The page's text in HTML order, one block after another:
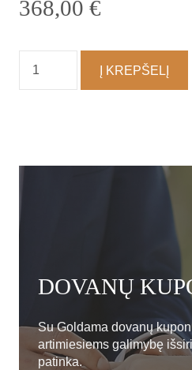
368,00 €
kiekis:
Auskarai
Į KREPŠELĮ
DOVANŲ
Su Goldama dovanų
artimiesiems galimybę
patinka.